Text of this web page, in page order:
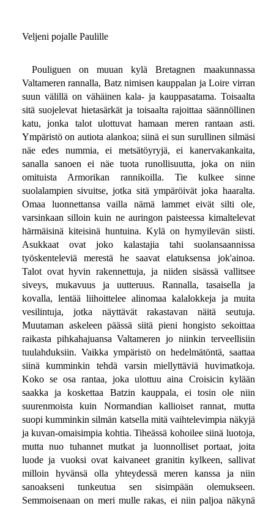
Veljeni pojalle Paulille
Pouliguen on muuan kylä Bretagnen maakunnassa
Valtameren rannalla, Batz nimisen kauppalan ja Loire virran
suun välillä on vähäinen kala- ja kauppasatama. Toisaalta
sitä suojelevat hietasärkät ja toisaalta rajoittaa säännöllinen
katu, jonka talot ulottuvat hamaan meren rantaan asti.
Ympäristö on autiota alankoa; siinä ei sun surullinen silmäsi
näe edes nummia, ei metsätöyryjä, ei kanervakankaita,
sanalla sanoen ei näe tuota runollisuutta, joka on niin
omituista Armorikan rannikoilla. Tie kulkee sinne
suolalampien sivuitse, jotka sitä ympäröivät joka haaralta.
Omaa luonnettansa vailla nämä lammet eivät silti ole,
varsinkaan silloin kuin ne auringon paisteessa kimaltelevat
härmäisinä kiteisinä huntuina. Kylä on hymyilevän siisti.
Asukkaat ovat joko kalastajia tahi suolansaannissa
työskenteleviä merestä he saavat elatuksensa jok'ainoa.
Talot ovat hyvin rakennettuja, ja niiden sisässä vallitsee
siveys, mukavuus ja uutteruus. Rannalla, tasaisella ja
kovalla, lentää liihoittelee alinomaa kalalokkeja ja muita
vesilintuja, jotka näyttävät rakastavan näitä seutuja.
Muutaman askeleen päässä siitä pieni hongisto sekoittaa
raikasta pihkahajuansa Valtameren jo niinkin terveellisiin
tuulahduksiin. Vaikka ympäristö on hedelmätöntä, saattaa
siinä kumminkin tehdä varsin miellyttäviä huvimatkoja.
Koko se osa rantaa, joka ulottuu aina Croisicin kylään
saakka ja koskettaa Batzin kauppala, ei tosin ole niin
suurenmoista kuin Normandian kallioiset rannat, mutta
suopi kumminkin silmän katsella mitä vaihtelevimpia näkyjä
ja kuvan-omaisimpia kohtia. Tiheässä kohoilee siinä luotoja,
mutta nuo tuhannet mutkat ja luonnolliset portaat, joita
luode ja vuoksi ovat kaivaneet granitin kylkeen, sallivat
milloin hyvänsä olla yhteydessä meren kanssa ja niin
sanoakseni tunkeutua sen sisimpään olemukseen.
Semmoisenaan on meri mulle rakas, ei niin paljoa näkynä